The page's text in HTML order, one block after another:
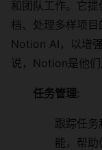
和团队工作。它
档、处理多样项
Notion AI，以增
说，Notion是他们
任务管理:
跟踪任
能，帮助